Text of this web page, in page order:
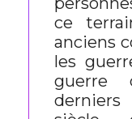
ce
anciens
les
guerre